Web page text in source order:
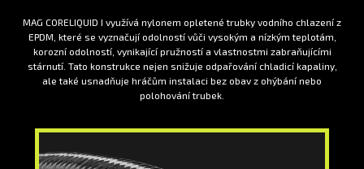
MAG CORELIQUID I využívá nylonem opletené trubky vodního chlazení z
EPDM, které se vyznačují odolností vůči vysokým a nízkým teplotám,
korozní odolností, vynikající pružností a vlastnostmi zabraňujícími
stárnutí. Tato konstrukce nejen snižuje odpařování chladicí kapaliny,
ale také usnadňuje hráčům instalaci bez obav z ohýbání nebo
polohování trubek.